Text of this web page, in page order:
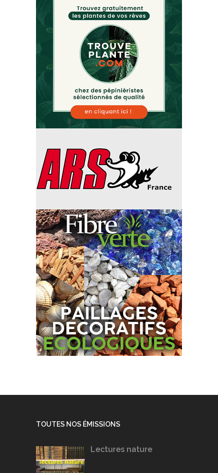
TOUTES NOS ÉMISSIONS
Lectures nature